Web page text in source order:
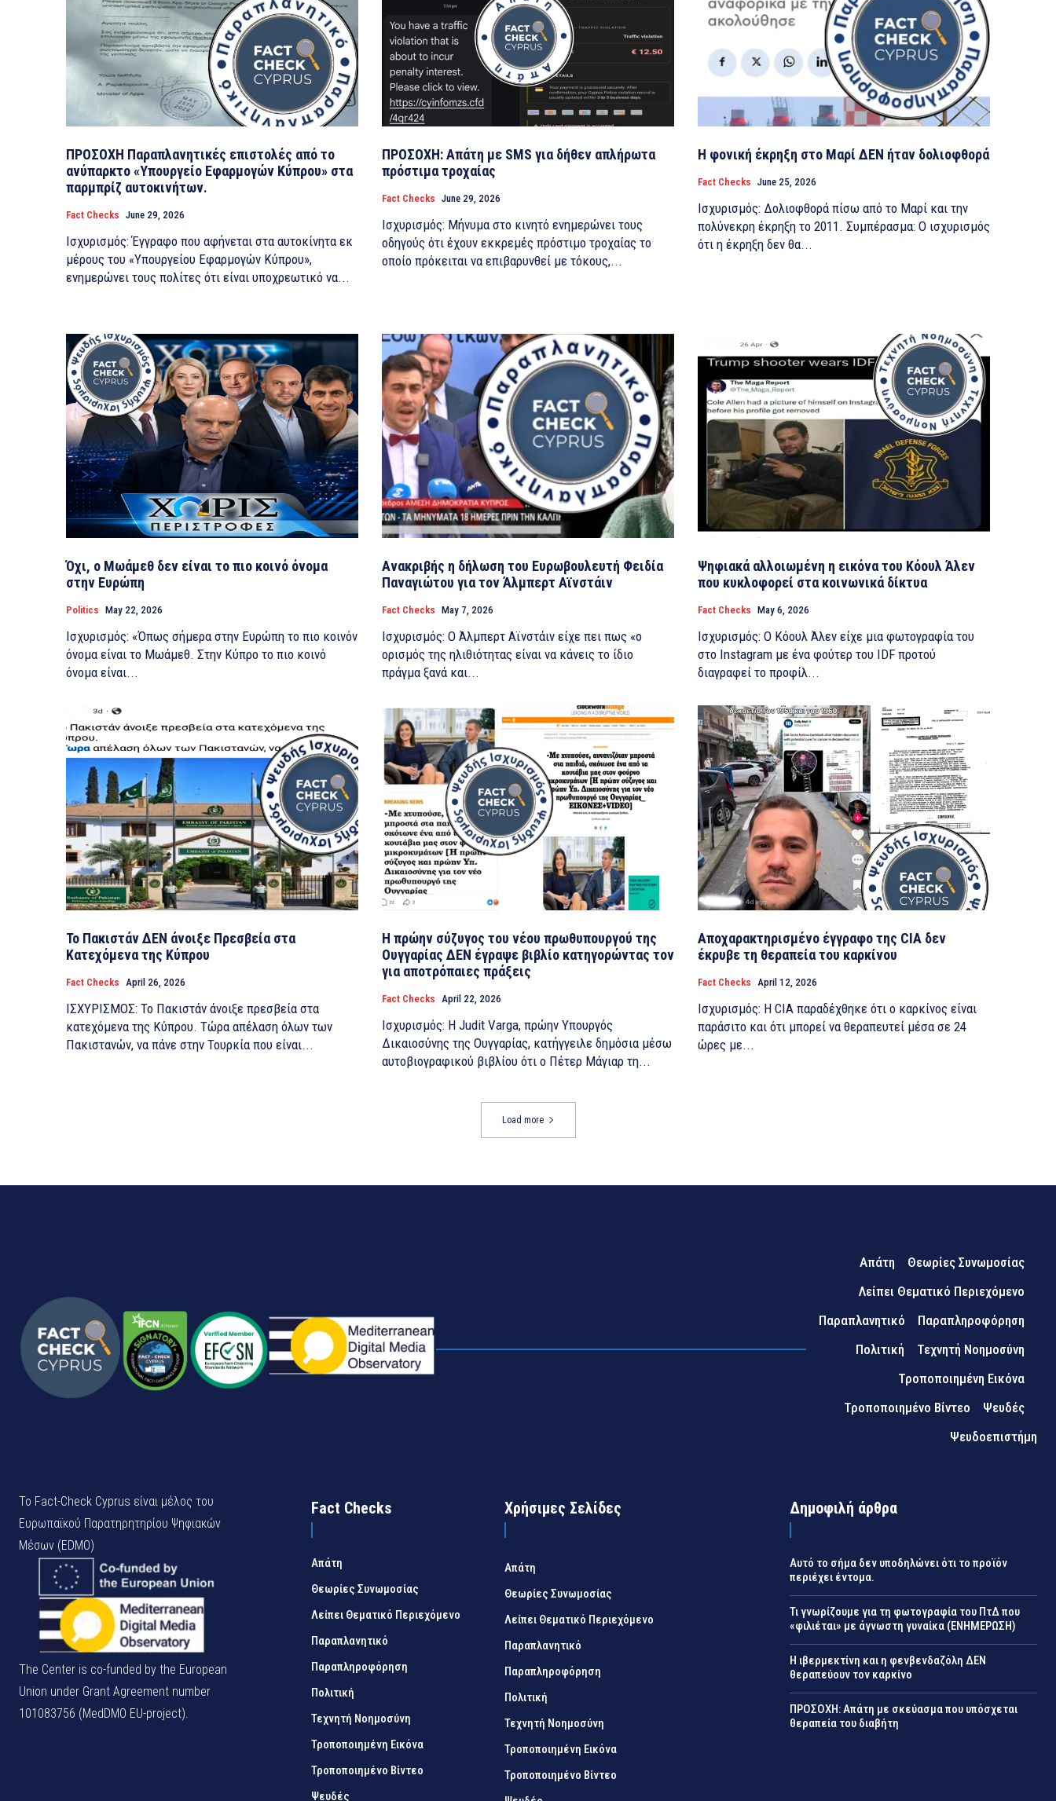
ΠΡΟΣΟΧΗ Παραπλανητικές επιστολές από το
ανύπαρκτο «Υπουργείο Εφαρμογών Κύπρου» στα
παρμπρίζ αυτοκινήτων.
Fact Checks June 29, 2026
​Ισχυρισμός: Έγγραφο που αφήνεται στα αυτοκίνητα εκ
μέρους του «Υπουργείου Εφαρμογών Κύπρου»,
ενημερώνει τους πολίτες ότι είναι υποχρεωτικό να...
ΠΡΟΣΟΧΗ: Απάτη με SMS για δήθεν απλήρωτα
πρόστιμα τροχαίας
Fact Checks June 29, 2026
Ισχυρισμός: Μήνυμα στο κινητό ενημερώνει τους
οδηγούς ότι έχουν εκκρεμές πρόστιμο τροχαίας το
οποίο πρόκειται να επιβαρυνθεί με τόκους,...
Η φονική έκρηξη στο Μαρί ΔΕΝ ήταν δολιοφθορά
Fact Checks June 25, 2026
Ισχυρισμός: Δολιοφθορά πίσω από το Μαρί και την
πολύνεκρη έκρηξη το 2011. ​​Συμπέρασμα: Ο ισχυρισμός
ότι η έκρηξη δεν θα...
Όχι, ο Μωάμεθ δεν είναι το πιο κοινό όνομα
στην Ευρώπη
Politics May 22, 2026
Ισχυρισμός: «Όπως σήμερα στην Ευρώπη το πιο κοινόν
όνομα είναι το Μωάμεθ. Στην Κύπρο το πιο κοινό
όνομα είναι...
Ανακριβής η δήλωση του Ευρωβουλευτή Φειδία
Παναγιώτου για τον Άλμπερτ Αϊνστάιν
Fact Checks May 7, 2026
Ισχυρισμός: Ο Άλμπερτ Αϊνστάιν είχε πει πως «ο
ορισμός της ηλιθιότητας είναι να κάνεις το ίδιο
πράγμα ξανά και...
Ψηφιακά αλλοιωμένη η εικόνα του Κόουλ Άλεν
που κυκλοφορεί στα κοινωνικά δίκτυα
Fact Checks May 6, 2026
Ισχυρισμός: Ο Κόουλ Άλεν είχε μια φωτογραφία του
στο Instagram με ένα φούτερ του IDF προτού
διαγραφεί το προφίλ...
Το Πακιστάν ΔΕΝ άνοιξε Πρεσβεία στα
Κατεχόμενα της Κύπρου
Fact Checks April 26, 2026
ΙΣΧΥΡΙΣΜΟΣ: Το Πακιστάν άνοιξε πρεσβεία στα
κατεχόμενα της Κύπρου. Τώρα απέλαση όλων των
Πακιστανών, να πάνε στην Τουρκία που είναι...
Η πρώην σύζυγος του νέου πρωθυπουργού της
Ουγγαρίας ΔΕΝ έγραψε βιβλίο κατηγορώντας τον
για αποτρόπαιες πράξεις
Fact Checks April 22, 2026
Ισχυρισμός: Η Judit Varga, πρώην Υπουργός
Δικαιοσύνης της Ουγγαρίας, κατήγγειλε δημόσια μέσω
αυτοβιογραφικού βιβλίου ότι ο Πέτερ Μάγιαρ τη...
Αποχαρακτηρισμένο έγγραφο της CIA δεν
έκρυβε τη θεραπεία του καρκίνου
Fact Checks April 12, 2026
Ισχυρισμός: Η CIA παραδέχθηκε ότι ο καρκίνος είναι
παράσιτο και ότι μπορεί να θεραπευτεί μέσα σε 24
ώρες με...
Load more
Απάτη
Θεωρίες Συνωμοσίας
Λείπει Θεματικό Περιεχόμενο
Παραπλανητικό
Παραπληροφόρηση
Πολιτική
Τεχνητή Νοημοσύνη
Τροποποιημένη Εικόνα
Τροποποιημένο Βίντεο
Ψευδές
Ψευδοεπιστήμη
Το Fact-Check Cyprus είναι μέλος του
Ευρωπαϊκού Παρατηρητηρίου Ψηφιακών
Μέσων (EDMO)
The Center is co-funded by the European
Union under Grant Agreement number
101083756 (MedDMO EU-project).
Fact Checks
Απάτη
Θεωρίες Συνωμοσίας
Λείπει Θεματικό Περιεχόμενο
Παραπλανητικό
Παραπληροφόρηση
Πολιτική
Τεχνητή Νοημοσύνη
Τροποποιημένη Εικόνα
Τροποποιημένο Βίντεο
Ψευδές
Χρήσιμες Σελίδες
Απάτη
Θεωρίες Συνωμοσίας
Λείπει Θεματικό Περιεχόμενο
Παραπλανητικό
Παραπληροφόρηση
Πολιτική
Τεχνητή Νοημοσύνη
Τροποποιημένη Εικόνα
Τροποποιημένο Βίντεο
Δημοφιλή άρθρα
Αυτό το σήμα δεν υποδηλώνει ότι το προϊόν
περιέχει έντομα.
Τι γνωρίζουμε για τη φωτογραφία του ΠτΔ που
«φιλιέται» με άγνωστη γυναίκα (ΕΝΗΜΕΡΩΣΗ)
Η ιβερμεκτίνη και η φενβενδαζόλη ΔΕΝ
θεραπεύουν τον καρκίνο
ΠΡΟΣΟΧΗ: Απάτη με σκεύασμα που υπόσχεται
θεραπεία του διαβήτη